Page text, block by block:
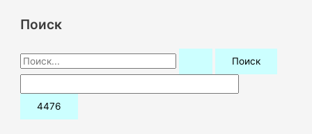
Поиск
П
о
и